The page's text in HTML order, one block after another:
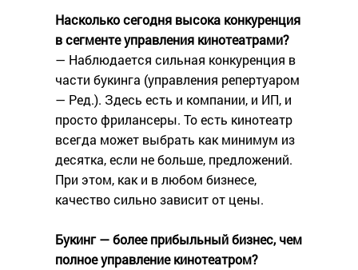
Насколько сегодня высока конкуренция
в сегменте управления кинотеатрами?
— Наблюдается сильная конкуренция в
части букинга (управления репертуаром
— Ред.). Здесь есть и компании, и ИП, и
просто фрилансеры. То есть кинотеатр
всегда может выбрать как минимум из
десятка, если не больше, предложений.
При этом, как и в любом бизнесе,
качество сильно зависит от цены.
Букинг — более прибыльный бизнес, чем
полное управление кинотеатром?